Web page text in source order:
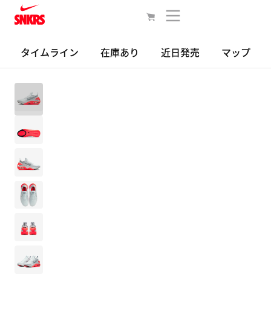
タイムライン 在庫あり 近日発売 マップ